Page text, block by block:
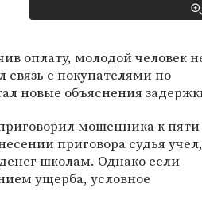
оплату, молодой человек
с покупателями по
новые объяснения
мошенника к пяти
приговора судья учел,
школам. Однако если
ущерба, условное